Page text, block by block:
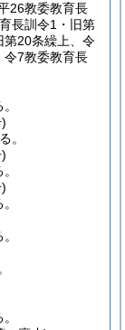
26教委教育長
長訓令1・旧第
第20条繰上、令
令7教委教育長
。